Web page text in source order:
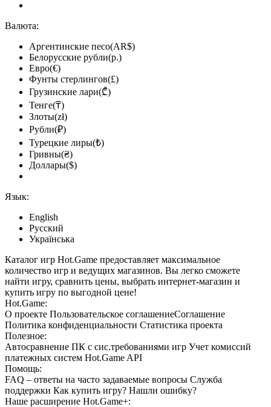
Валюта:
Аргентинские песо(AR$)
Белорусские рубли(р.)
Евро(€)
Фунты стерлингов(£)
Грузинские лари(₾)
Тенге(₸)
Злоты(zł)
Рубли(₽)
Турецкие лиры(₺)
Гривны(₴)
Доллары($)
Язык:
English
Русский
Українська
Каталог игр Hot.Game предоставляет максимальное
количество игр и ведущих магазинов. Вы легко сможете
найти игру, сравнить цены, выбрать интернет-магазин и
купить игру по выгодной цене!
Hot.Game:
О проекте Пользовательское соглашениеСоглашение
Политика конфиденциальности Статистика проекта
Полезное:
Автосравнение ПК с сис.требованиями игр Учет комиссий
платежных систем Hot.Game API
Помощь:
FAQ – ответы на часто задаваемые вопросы Служба
поддержки Как купить игру? Нашли ошибку?
Наше расширение Hot.Game+: